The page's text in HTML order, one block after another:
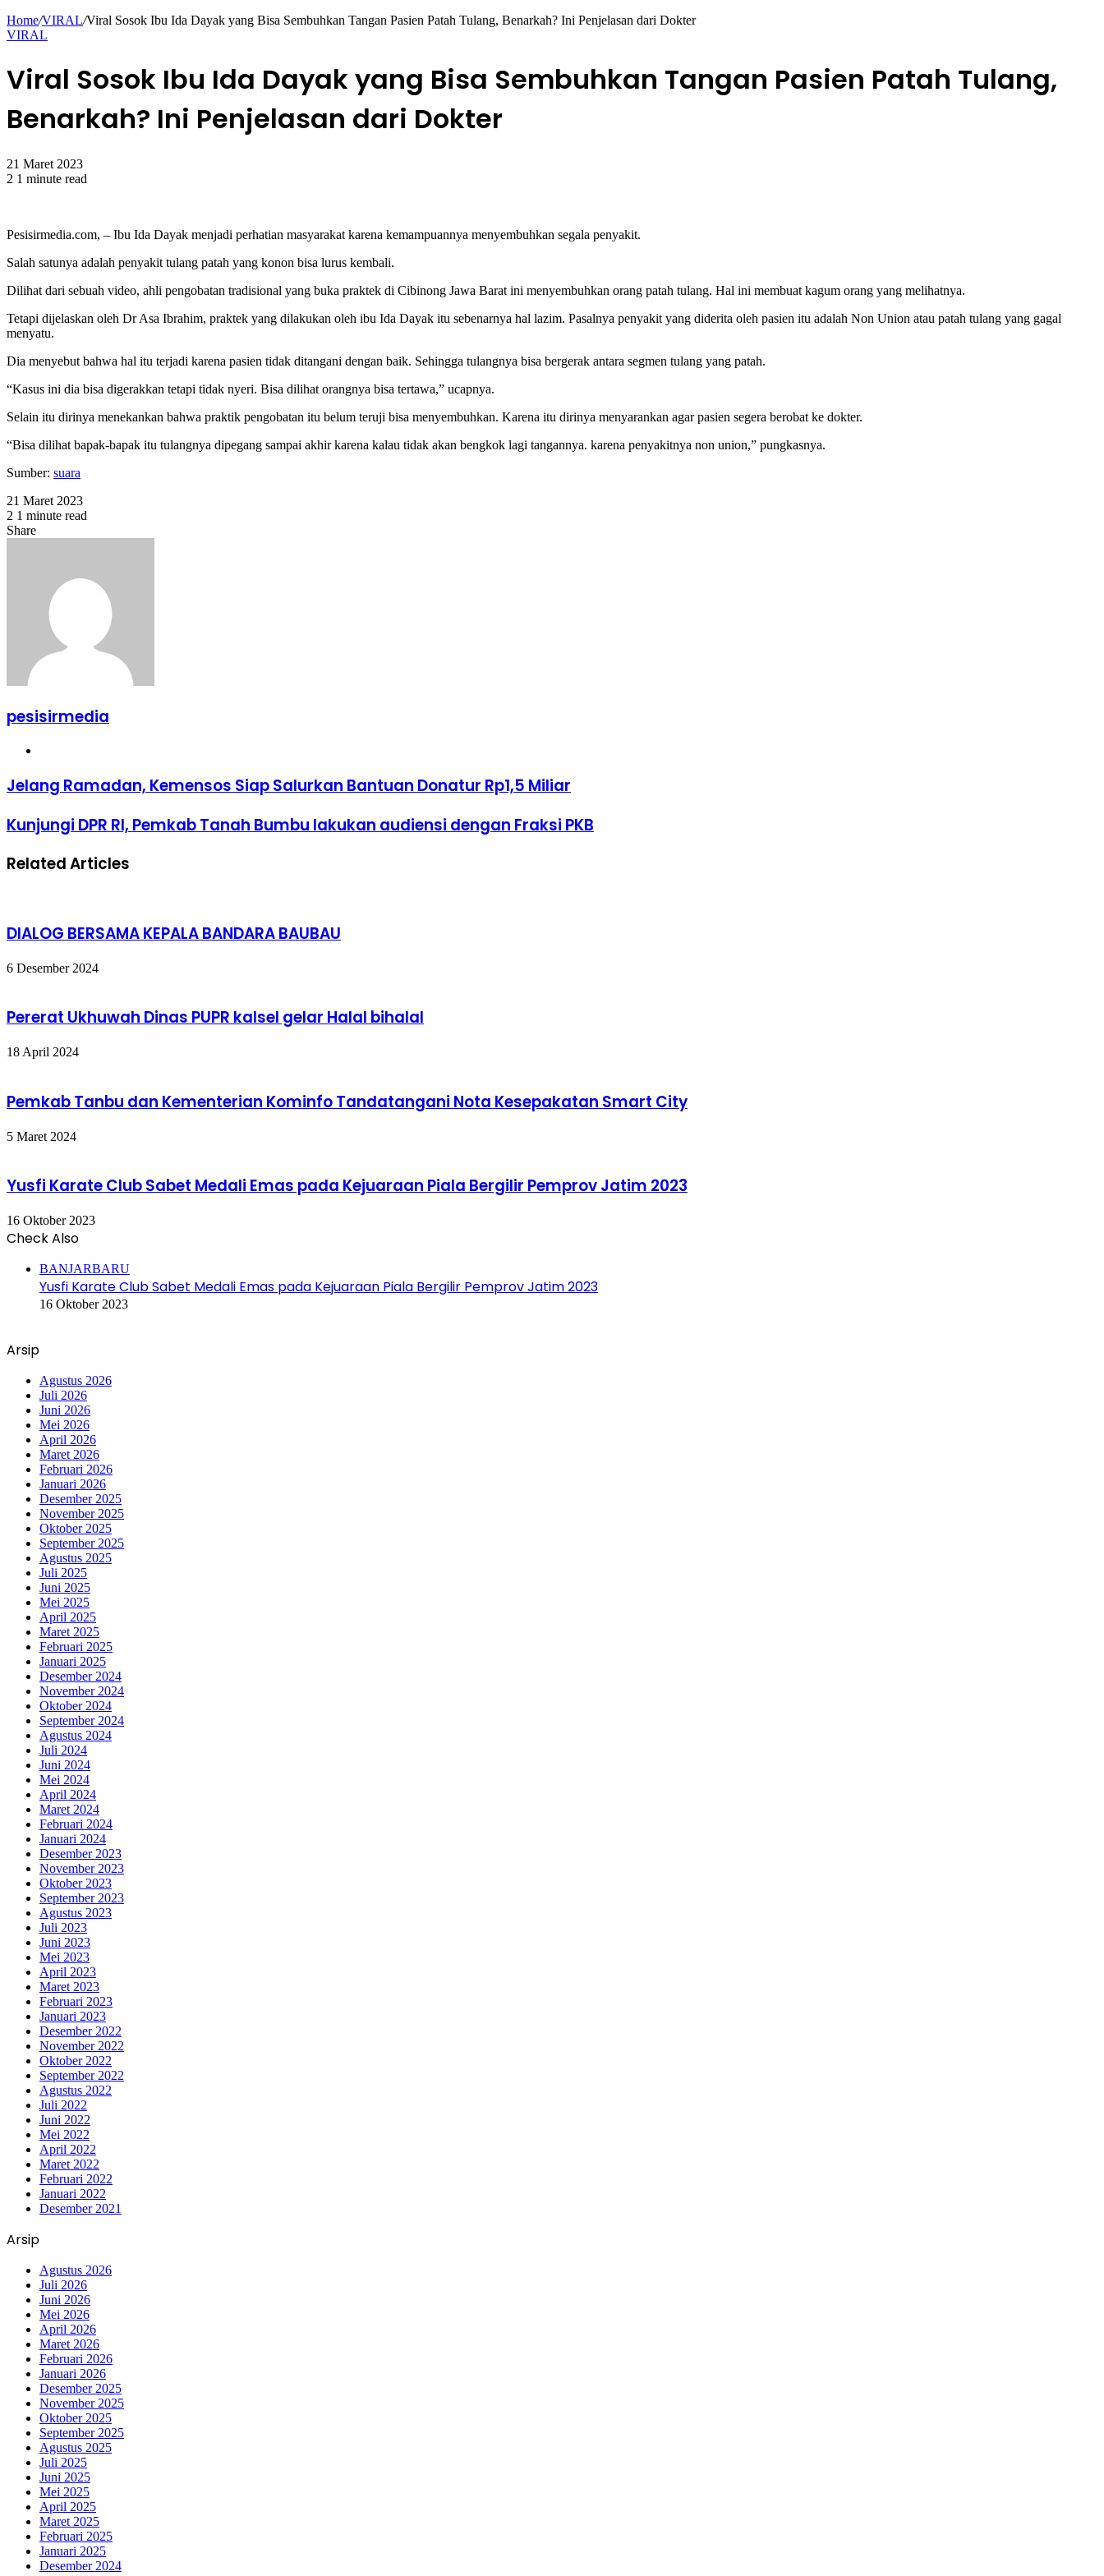
Home/VIRAL/Viral Sosok Ibu Ida Dayak yang Bisa Sembuhkan Tangan Pasien Patah Tulang, Benarkah? Ini Penjelasan dari Dokter
VIRAL
Viral Sosok Ibu Ida Dayak yang Bisa Sembuhkan Tangan Pasien Patah Tulang,
Benarkah? Ini Penjelasan dari Dokter
21 Maret 2023
2 1 minute read
Facebook
Twitter
WhatsApp
Pesisirmedia.com, – Ibu Ida Dayak menjadi perhatian masyarakat karena kemampuannya menyembuhkan segala penyakit.
Salah satunya adalah penyakit tulang patah yang konon bisa lurus kembali.
Dilihat dari sebuah video, ahli pengobatan tradisional yang buka praktek di Cibinong Jawa Barat ini menyembuhkan orang patah tulang. Hal ini membuat kagum orang yang melihatnya.
Tetapi dijelaskan oleh Dr Asa Ibrahim, praktek yang dilakukan oleh ibu Ida Dayak itu sebenarnya hal lazim. Pasalnya penyakit yang diderita oleh pasien itu adalah Non Union atau patah tulang yang gagal
menyatu.
Dia menyebut bahwa hal itu terjadi karena pasien tidak ditangani dengan baik. Sehingga tulangnya bisa bergerak antara segmen tulang yang patah.
“Kasus ini dia bisa digerakkan tetapi tidak nyeri. Bisa dilihat orangnya bisa tertawa,” ucapnya.
Selain itu dirinya menekankan bahwa praktik pengobatan itu belum teruji bisa menyembuhkan. Karena itu dirinya menyarankan agar pasien segera berobat ke dokter.
“Bisa dilihat bapak-bapak itu tulangnya dipegang sampai akhir karena kalau tidak akan bengkok lagi tangannya. karena penyakitnya non union,” pungkasnya.
Sumber: suara
21 Maret 2023
2 1 minute read
Facebook
Twitter
WhatsApp
Share
pesisirmedia
Jelang Ramadan, Kemensos Siap Salurkan Bantuan Donatur Rp1,5 Miliar
Kunjungi DPR RI, Pemkab Tanah Bumbu lakukan audiensi dengan Fraksi PKB
Related Articles
DIALOG BERSAMA KEPALA BANDARA BAUBAU
6 Desember 2024
Pererat Ukhuwah Dinas PUPR kalsel gelar Halal bihalal
18 April 2024
Pemkab Tanbu dan Kementerian Kominfo Tandatangani Nota Kesepakatan Smart City
5 Maret 2024
Yusfi Karate Club Sabet Medali Emas pada Kejuaraan Piala Bergilir Pemprov Jatim 2023
16 Oktober 2023
Check Also
BANJARBARU
Yusfi Karate Club Sabet Medali Emas pada Kejuaraan Piala Bergilir Pemprov Jatim 2023
16 Oktober 2023
Arsip
Agustus 2026
Juli 2026
Juni 2026
Mei 2026
April 2026
Maret 2026
Februari 2026
Januari 2026
Desember 2025
November 2025
Oktober 2025
September 2025
Agustus 2025
Juli 2025
Juni 2025
Mei 2025
April 2025
Maret 2025
Februari 2025
Januari 2025
Desember 2024
November 2024
Oktober 2024
September 2024
Agustus 2024
Juli 2024
Juni 2024
Mei 2024
April 2024
Maret 2024
Februari 2024
Januari 2024
Desember 2023
November 2023
Oktober 2023
September 2023
Agustus 2023
Juli 2023
Juni 2023
Mei 2023
April 2023
Maret 2023
Februari 2023
Januari 2023
Desember 2022
November 2022
Oktober 2022
September 2022
Agustus 2022
Juli 2022
Juni 2022
Mei 2022
April 2022
Maret 2022
Februari 2022
Januari 2022
Desember 2021
Arsip
Agustus 2026
Juli 2026
Juni 2026
Mei 2026
April 2026
Maret 2026
Februari 2026
Januari 2026
Desember 2025
November 2025
Oktober 2025
September 2025
Agustus 2025
Juli 2025
Juni 2025
Mei 2025
April 2025
Maret 2025
Februari 2025
Januari 2025
Desember 2024